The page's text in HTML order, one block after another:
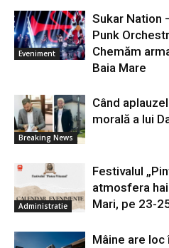
Eveniment
Sukar Nation
Punk
Chemăm
Baia Mare
Breaking News
Când
morală a lui
Administratie
Festivalul
atmosfera
Mari, pe 23-
Mâine are loc